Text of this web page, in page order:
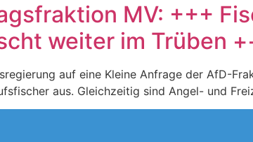
MV: +++
weiter im Trüben
auf eine Kleine Anfrage der AfD-
aus. Gleichzeitig sind Angel- und